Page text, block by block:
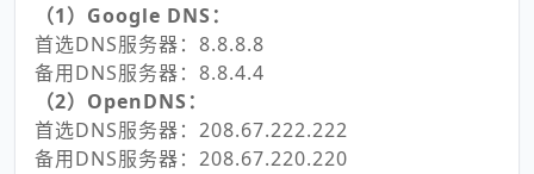
（1）Google DNS：
首选DNS服务器：8.8.8.8
备用DNS服务器：8.8.4.4
（2）OpenDNS：
首选DNS服务器：208.67.222.222
备用DNS服务器：208.67.220.220